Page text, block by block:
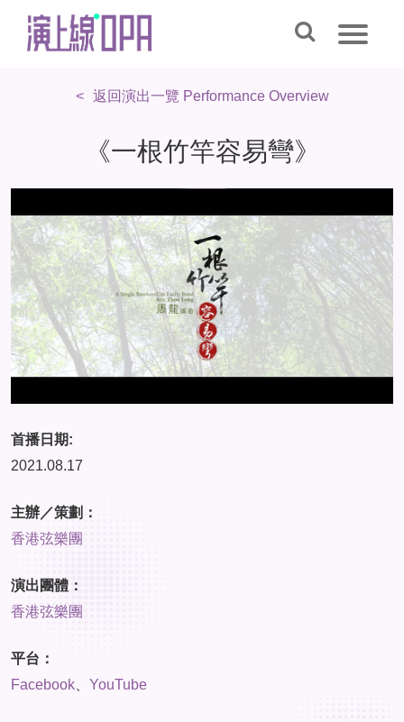
返回演出一覽 Performance Overview
《一根竹竿容易彎》
首播日期:
2021.08.17
主辦／策劃：
香港弦樂團
演出團體：
香港弦樂團
平台：
Facebook
YouTube